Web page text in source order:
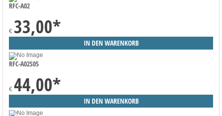
RFC-A02
€ 33,00*
RFC-A02S05
€ 44,00*